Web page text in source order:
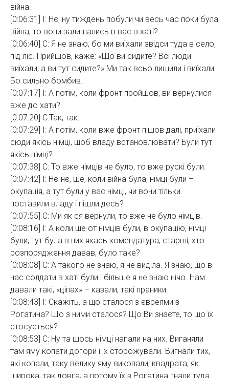
війна.
[0:06:31] І: Нє, ну тиждень побули чи весь час поки була
війна, то вони залишались в вас в хаті?
[0:06:40] С: Я не знаю, бо ми виїхали звідси туда в село,
під ліс. Прийшов, каже: «Шо ви сидите? Всі люди
виїхали, а ви тут сидите?» Ми так всьо лишили і виїхали.
Бо сильно бомбив.
[0:07:17] І: А потім, коли фронт пройшов, ви вернулися
вже до хати?
[0:07:20] С:Так, так.
[0:07:29] І: А потім, коли вже фронт пішов далі, приїхали
сюди якісь німці, щоб владу встановлювати? Були тут
якісь німці?
[0:07:38] С: То вже німців не було, то вже рускі були.
[0:07:42] І: Нє-нє, ше, коли війна була, німці були –
окупація, а тут були у вас німці, чи вони тільки
поставили владу і пішли десь?
[0:07:55] С: Ми як ся вернули, то вже не було німців.
[0:08:16] І: А коли ще от німців були, в окупацію, німці
були, тут була в них якась комендатура, старші, хто
розпорядження давав, було таке?
[0:08:08] С: А такого не знаю, я не виділа. Я знаю, що в
нас солдати в хаті були і більше я не знаю нічо. Нам
давали такі, «ціпах» – казали, такі праники.
[0:08:43] І: Скажіть, а що сталося з євреями з
Рогатина? Що з ними сталося? Що Ви знаєте, то що їх
стосується?
[0:08:53] С: Ну та шось німці напали на них. Виганяли
там яму копати догори і їх сторожували. Вигнали тих,
які копали, таку велику яму викопали, квадрата, як
широка, так довга, а потому їх з Рогатина гнали туда